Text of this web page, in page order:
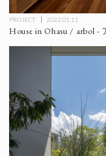
PROJECT 2022.01.11
House in Ohasu / arbol